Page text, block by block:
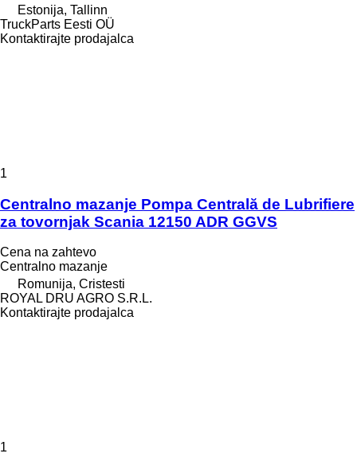
Estonija, Tallinn
TruckParts Eesti OÜ
Kontaktirajte prodajalca
1
Centralno mazanje Pompa Centrală de Lubrifiere
za tovornjak Scania 12150 ADR GGVS
Cena na zahtevo
Centralno mazanje
Romunija, Cristesti
ROYAL DRU AGRO S.R.L.
Kontaktirajte prodajalca
1